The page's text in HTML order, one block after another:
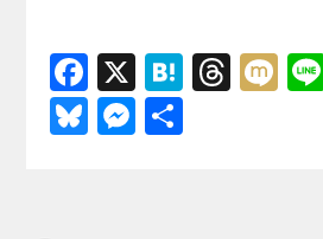
F
a
c
X
H
T
M
Bl
M